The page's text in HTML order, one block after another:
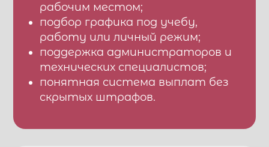
рабочим местом;
подбор графика под учебу,
работу или личный режим;
поддержка администраторов и
технических специалистов;
понятная система выплат без
скрытых штрафов.